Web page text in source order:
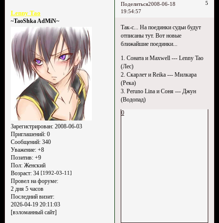
Поделиться 5
2008-06-18
19:54:57
Lenny Tao
~TaoShka AdMiN~
Зарегистрирован: 2008-06-03
Приглашений:0
Сообщений:340
Уважение: +8
Позитив: +9
Пол:Женский
Возраст:34 [1992-03-11]
Провел на форуме:
2 дня 5 часов
Последний визит:
2026-04-19 20:11:03
[взломанный сайт]
Так-с... На поединки судьи будут
отписаны тут. Вот новые
ближайшие поединки...
1. Соната и Maxwell --- Lenny Tao
(Лес)
2. Скарлет и Reika --- Милкара
(Река)
3. Peruno Lina и Соня --- Джун
(Водопад)
0